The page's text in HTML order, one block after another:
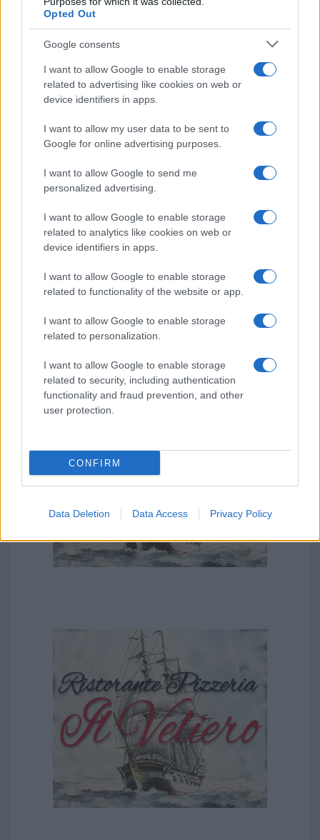
Opted Out
Google consents
I want to allow Google to enable storage
related to advertising like cookies on web or
device identifiers in apps.
I want to allow my user data to be sent to
Google for online advertising purposes.
I want to allow Google to send me
personalized advertising.
I want to allow Google to enable storage
related to analytics like cookies on web or
device identifiers in apps.
I want to allow Google to enable storage
related to functionality of the website or app.
I want to allow Google to enable storage
related to personalization.
I want to allow Google to enable storage
related to security, including authentication
functionality and fraud prevention, and other
user protection.
CONFIRM
Data Deletion Data Access Privacy Policy
aveva 75 anni